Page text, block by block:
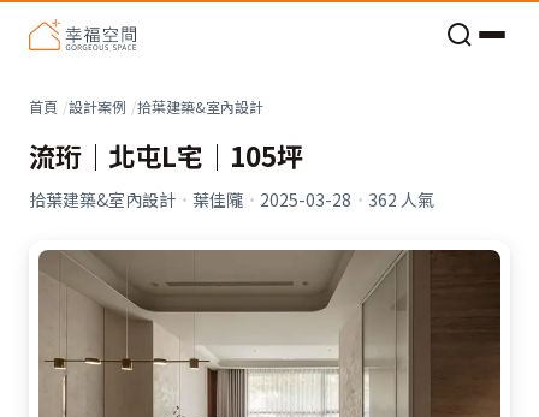
首頁 設計案例 拾葉建築&室內設計
流珩｜北屯L宅｜105坪
拾葉建築&室內設計 · 葉佳隴 · 2025-03-28 · 362 人氣